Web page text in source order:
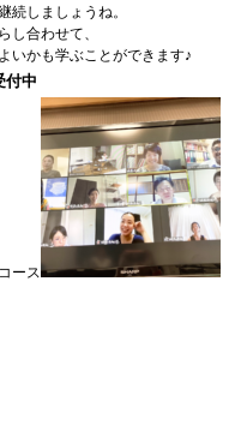
続しましょうね。
し合わせて、
いかも学ぶことができます♪
付中
ース